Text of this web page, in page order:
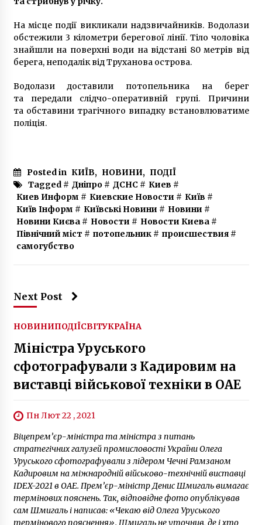
6 років ago
На місце події викликали надзвичайників. Водолази
обстежили 3 кілометри берегової лінії. Тіло чоловіка
знайшли на поверхні води на відстані 80 метрів від
берега, неподалік від Труханова острова.
Водолази доставили потопельника на берег
та передали слідчо-оперативній групі. Причини
та обставини трагічного випадку встановлюватиме
поліція.
Posted in КИЇВ, НОВИНИ, ПОДІЇ
Tagged # Дніпро# ДСНС# Киев #
Киев Информ # Киевские Новости # Київ #
Київ Інформ # Київські Новини # Новини #
Новини Києва# Новости # Новости Киева#
Північний міст # потопельник# происшествия#
самогубство
Next Post
НОВИНИПОДІЇСВІТУКРАЇНА
Міністра Уруського
сфотографували з Кадировим на
виставці військової техніки в ОАЕ
Пн Лют 22 , 2021
Віцепрем’єр-міністра та міністра з питань
стратегічних галузей промисловості України Олега
Уруського сфотографували з лідером Чечні Рамзаном
Кадировим на міжнародній військово-технічній виставці
IDEX-2021 в ОАЕ. Прем’єр-міністр Денис Шмигаль вимагає
термінових пояснень. Так, відповідне фото опублікував
сам Шмигаль і написав: «Чекаю від Олега Уруського
термінового пояснення». Шмигаль не уточнив, де і хто